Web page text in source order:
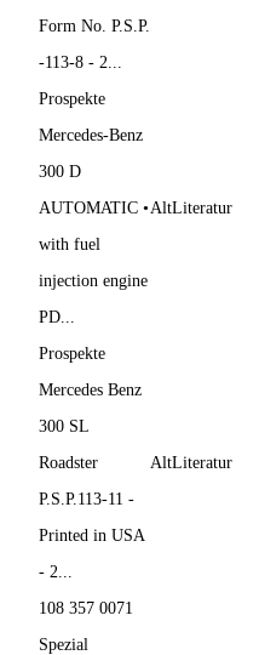
Form No. P.S.P.
-113-8 - 2...
Prospekte
Mercedes-Benz
300 D
AUTOMATIC •
with fuel
injection engine
PD...
AltLiteratur
Prospekte
Mercedes Benz
300 SL
Roadster
P.S.P.113-11 -
Printed in USA
- 2...
AltLiteratur
108 357 0071
Spezial